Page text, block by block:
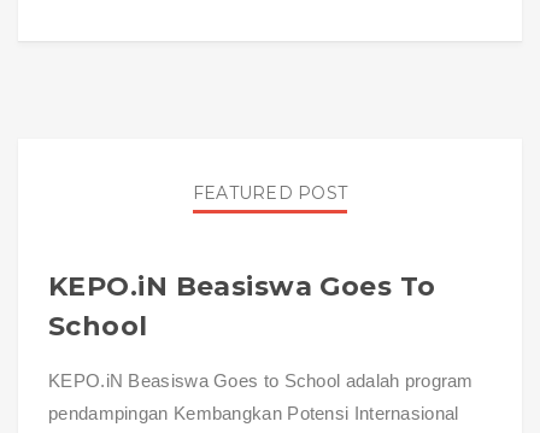
FEATURED POST
KEPO.iN Beasiswa Goes To
School
KEPO.iN Beasiswa Goes to School adalah program
pendampingan Kembangkan Potensi Internasional